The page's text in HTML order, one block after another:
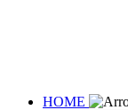
HOME